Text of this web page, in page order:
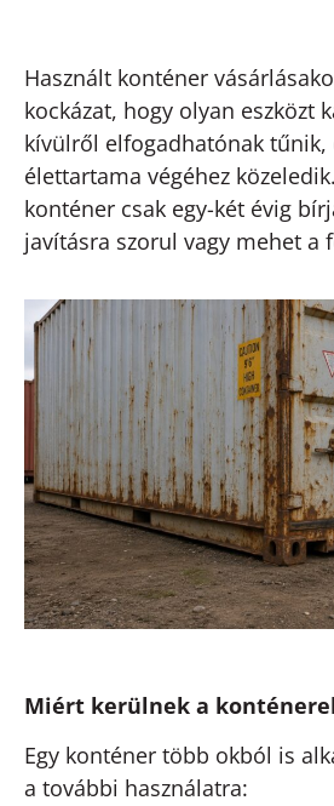
Használt konténer
kockázat, hogy olyan eszközt
kívülről elfogadhatónak tűnik,
élettartama végéhez
konténer csak egy-két évig
javításra szorul vagy mehet a
Miért kerülnek a
Egy konténer több okból is
a további használatra: